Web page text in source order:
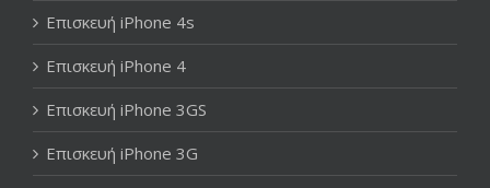
Επισκευή iPhone 4s
Επισκευή iPhone 4
Επισκευή iPhone 3GS
Επισκευή iPhone 3G